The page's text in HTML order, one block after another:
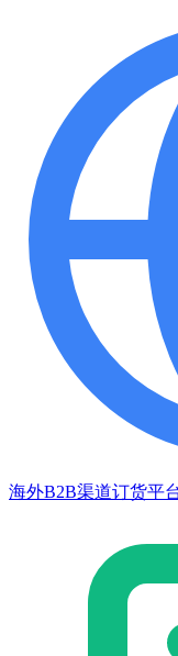
海外B2B渠道订货平